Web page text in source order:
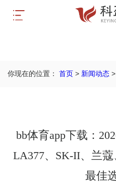
你现在的位置： 首页 > 新闻动态 >
bb体育app下载：
LA377、SK-II、兰
最佳